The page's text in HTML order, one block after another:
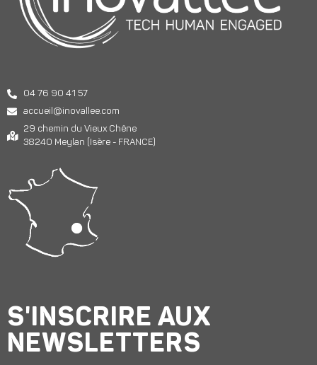
04 76 90 41 57
accueil@inovallee.com
29 chemin du Vieux Chêne
38240 Meylan (Isère - FRANCE)
S'INSCRIRE AUX
NEWSLETTERS